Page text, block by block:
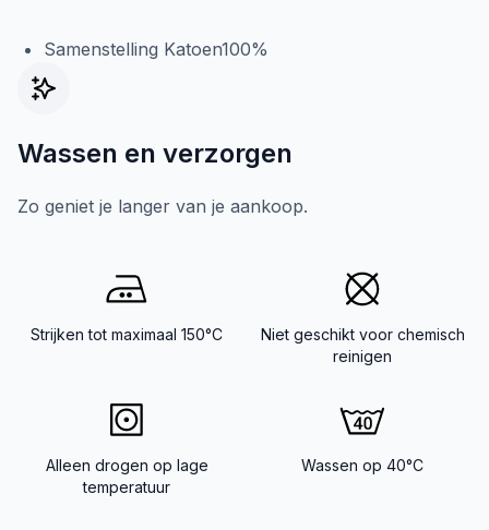
Samenstelling Katoen100%
Wassen en verzorgen
Zo geniet je langer van je aankoop.
Strijken tot maximaal 150°C
Niet geschikt voor chemisch
reinigen
Alleen drogen op lage
temperatuur
Wassen op 40°C